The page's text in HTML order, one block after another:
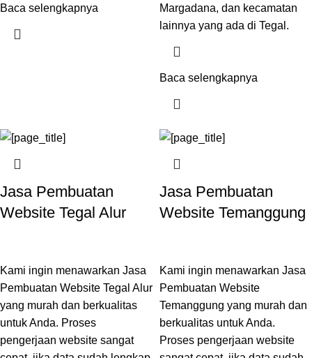
Baca selengkapnya
Margadana, dan kecamatan
lainnya yang ada di Tegal.
Baca selengkapnya
Jasa Pembuatan
Website Tegal Alur
Kami ingin menawarkan Jasa
Pembuatan Website Tegal Alur
yang murah dan berkualitas
untuk Anda. Proses
pengerjaan website sangat
Jasa Pembuatan
Website Temanggung
Kami ingin menawarkan Jasa
Pembuatan Website
Temanggung yang murah dan
berkualitas untuk Anda.
Proses pengerjaan website